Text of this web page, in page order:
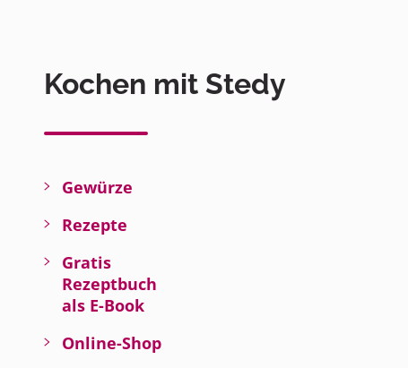
Kochen mit Stedy
Gewürze
Rezepte
Gratis
Rezeptbuch
als E-Book
Online-Shop